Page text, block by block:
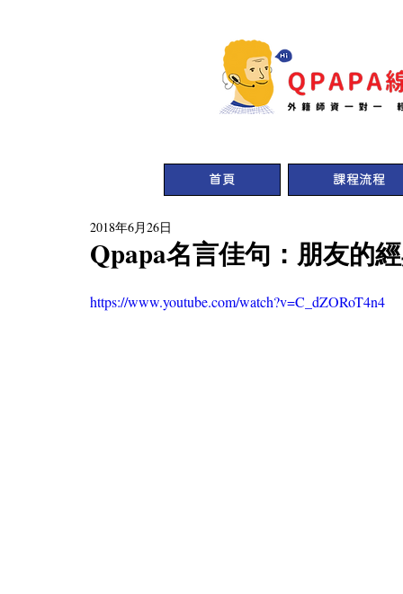
首頁 課程流程
Qpapa名言佳句：朋友的
2018年6月26日
https://www.youtube.com/watch?v=C_dZORoT4n4